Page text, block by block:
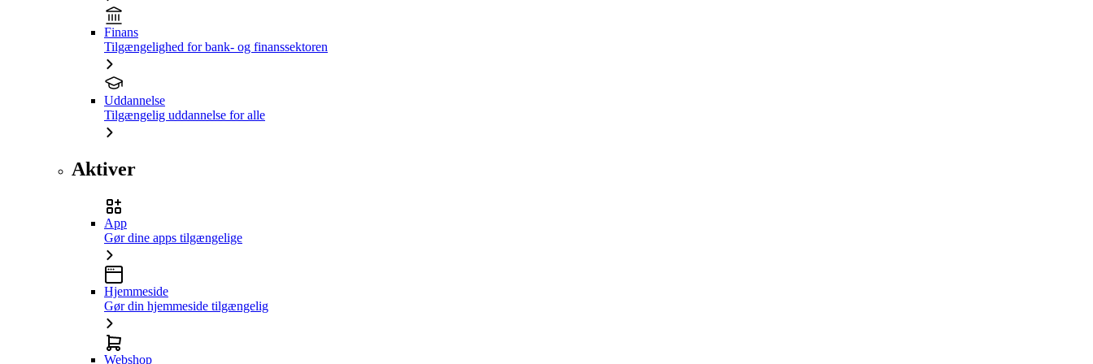
Finans
Tilgængelighed for bank- og finanssektoren
Uddannelse
Tilgængelig uddannelse for alle
Aktiver
App
Gør dine apps tilgængelige
Hjemmeside
Gør din hjemmeside tilgængelig
Webshop